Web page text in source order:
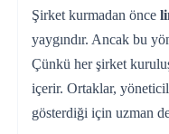
Şirket kurmadan önce
yaygındır. Ancak bu
Çünkü her şirket
içerir. Ortaklar,
gösterdiği için uzman